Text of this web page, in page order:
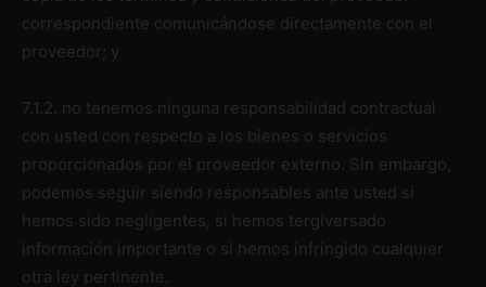
correspondiente comunicándose directamente con el
proveedor; y
7.1.2. no tenemos ninguna responsabilidad contractual
con usted con respecto a los bienes o servicios
proporcionados por el proveedor externo. Sin embargo,
podemos seguir siendo responsables ante usted si
hemos sido negligentes, si hemos tergiversado
información importante o si hemos infringido cualquier
otra ley pertinente.